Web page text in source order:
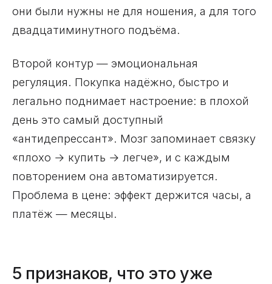
они были нужны не для ношения, а для того
двадцатиминутного подъёма.
Второй контур — эмоциональная
регуляция. Покупка надёжно, быстро и
легально поднимает настроение: в плохой
день это самый доступный
«антидепрессант». Мозг запоминает связку
«плохо → купить → легче», и с каждым
повторением она автоматизируется.
Проблема в цене: эффект держится часы, а
платёж — месяцы.
5 признаков, что это уже